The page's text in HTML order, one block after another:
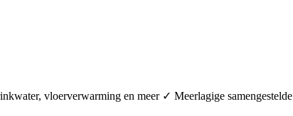
vloerverwarming en meer ✓ Meerlagige